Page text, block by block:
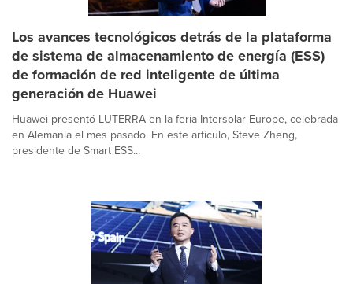
Los avances tecnológicos detrás de la plataforma
de sistema de almacenamiento de energía (ESS)
de formación de red inteligente de última
generación de Huawei
Huawei presentó LUTERRA en la feria Intersolar Europe, celebrada
en Alemania el mes pasado. En este artículo, Steve Zheng,
presidente de Smart ESS...